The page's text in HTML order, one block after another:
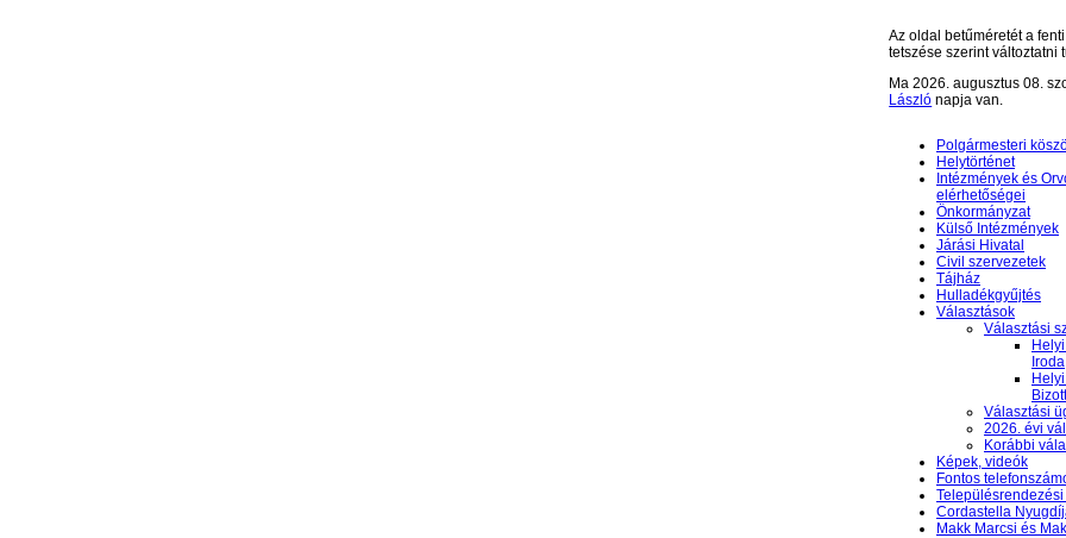
Az oldal betűméretét a
tetszése szerint változtatni
Ma 2026. augusztus 08.
László napja van.
Polgármesteri
Helytörténet
Intézmények és
elérhetőségei
Önkormányzat
Külső Intézmények
Járási Hivatal
Civil szervezetek
Tájház
Hulladékgyűjtés
Választások
Választási
Iroda
Választási
2026. évi
Korábbi
Képek, videók
Fontos
Településrendezési
Cordastella
Makk Marcsi és